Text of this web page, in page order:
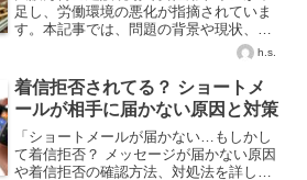
足し、労働環境の悪化が指摘されていま
す。本記事では、問題の背景や現状、改
h.s.
着信拒否されてる？ ショートメ
ールが相手に届かない原因と対策
「ショートメールが届かない…もしかし
て着信拒否？ メッセージが届かない原因
や着信拒否の確認方法、対処法を詳しく